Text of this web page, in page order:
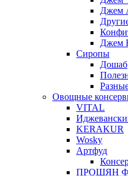
Джем
Джем
Сиропы
Дошаб
Овощные
VITAL
KERAKUR
Wosky
Артфуд
ПРОШЯН